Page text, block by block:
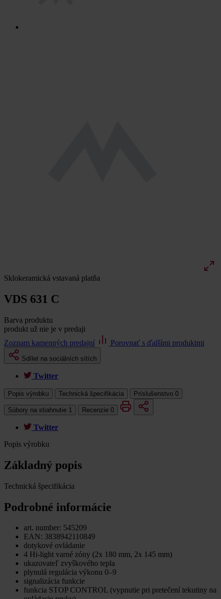
Sklokeramická vstavaná platňa
VDS 631 C
Barva produktu
produkt už nie je v predaji
Zoznam kamenných predajní
Porovnať s ďalšími produktmi
Sdílet na sociálních sítích
Twitter
Popis výrobku Technická špecifikácia Príslušenstvo 0
Súbory na stiahnutie 1 Recenzie 0
Twitter
Popis výrobku
Základný popis
Technická špecifikácia
Podrobné informácie
art. number: 545209
EAN: 3838942110849
dotykové ovládanie
4 Hi-light varné zóny (2x 180 mm, 2x 145 mm)
ukazovateľ zvyškového tepla
plynulá regulácia výkonu 0–9
signalizácia funkcie
funkcia STOP CONTROL (vypnutie pri pretečení tekutiny na